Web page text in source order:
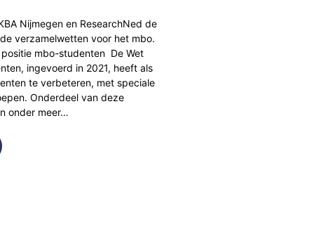
Nijmegen en ResearchNed de
verzamelwetten voor het mbo.
mbo-studenten De Wet
ingevoerd in 2021, heeft als
te verbeteren, met speciale
Onderdeel van deze
onder meer…